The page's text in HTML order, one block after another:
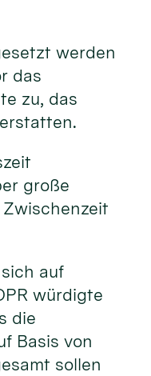
werden
das
zu, das
große
auf
würdigte
die
Basis von
sollen